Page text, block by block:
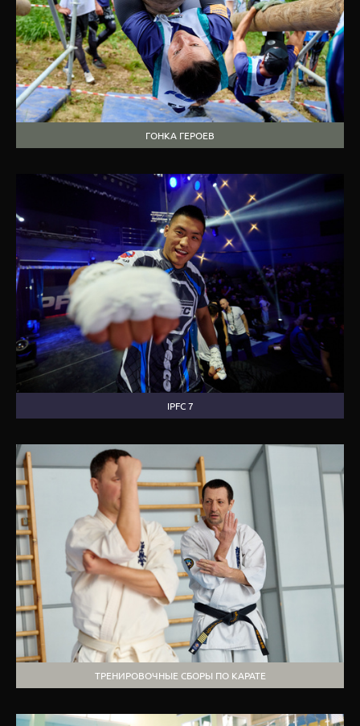
ГОНКА ГЕРОЕВ
IPFC 7
ТРЕНИРОВОЧНЫЕ СБОРЫ ПО КАРАТЕ